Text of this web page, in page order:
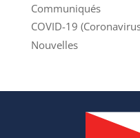
Communiqués
COVID-19
Nouvelles